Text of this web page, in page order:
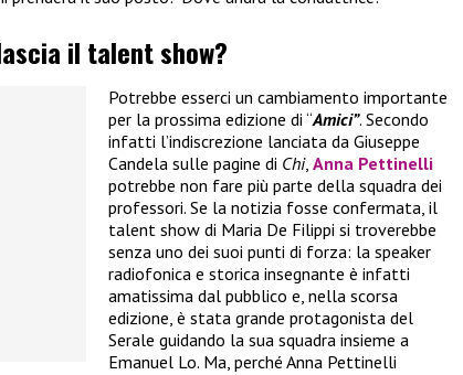
il talent show?
Potrebbe esserci un cambiamento importante
per la prossima edizione di “Amici”. Secondo
infatti l’indiscrezione lanciata da Giuseppe
Candela sulle pagine di Chi, Anna Pettinelli
potrebbe non fare più parte della squadra dei
professori. Se la notizia fosse confermata, il
talent show di Maria De Filippi si troverebbe
senza uno dei suoi punti di forza: la speaker
radiofonica e storica insegnante è infatti
amatissima dal pubblico e, nella scorsa
edizione, è stata grande protagonista del
Serale guidando la sua squadra insieme a
Emanuel Lo. Ma, perché Anna Pettinelli